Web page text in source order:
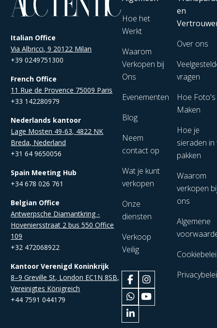
Italian Office
Via Albricci, 9 20122 Milan
+39 0249751300
French Office
11 Rue de Provence 75009 Paris
+33 142280979
Nederlands kantoor
Lage Mosten 49-63, 4822 NK
Breda, Nederland
+31 64 9650056
Spain Meeting Hub
+34 678 026 761
Belgian Office
Antwerpsche Diamantkring -
Hoveniersstraat 2 bus 550 Office
109
+32 472068922
Kantoor Verenigd Koninkrijk
8–9 Greville St, London EC1N 8SB,
Vereinigtes Königreich
+44 7591 044179
Hoe het
Werkt
Waarom
Verkopen bij
Ons
Evenementen
Blog
Neem
contact op
Wat je kunt
verkopen
Onze
diensten
Verkoop
Veilig
en
Over ons
vragen
Hoe
Maken
Hoe je
sieraden in
pakken
Waarom
verkopen
ons
Algemene